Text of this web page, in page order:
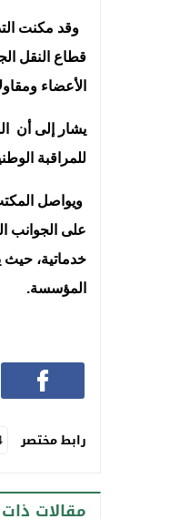
وقد مكنت
قطاع النقل
الأعضاء
يشار إلى أن
للمراقبة
ويواصل
على الجوانب
المؤسسة.
رابط مختصر
مقالات